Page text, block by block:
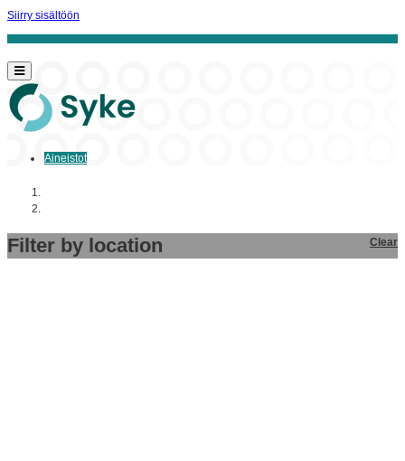
Siirry sisältöön
Aineistot
Filter by location Clear